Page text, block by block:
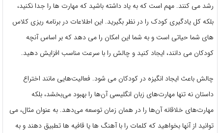
رشد می کنند. مهم است که به یاد داشته باشید که مهارت ها را جدا نکنید،
بلکه کل یادگیری کودک را در نظر بگیرید. این اطلاعات در برنامه ریزی کلاس
های شما حیاتی است و به شما این امکان را می دهد که بر اساس آنچه
کودکان می دانند، ایجاد کنید و چالش را با سرعت مناسب افزایش دهید.
چالش باعث ایجاد انگیزه در کودکان می شود. فعالیت‌هایی مانند اختراع
داستان نه تنها مهارت‌های زبان انگلیسی آن‌ها را بهبود می‌بخشد، بلکه
مهارت‌های خلاقانه آن‌ها را در همان زمان توسعه می‌دهد. به عنوان مثال، می
توانید از آنها بخواهید که کلمات را با آهنگ ها یا قافیه ها تطبیق دهند و به